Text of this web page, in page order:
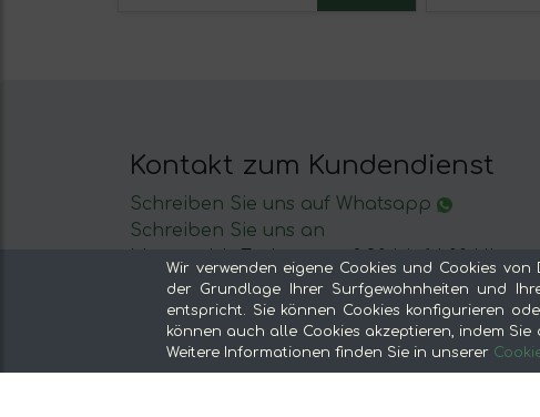
Kontakt zum Kundendienst
Schreiben Sie uns auf Whatsapp
Schreiben Sie uns an
Montag bis Freitag von 8:30 bis 14:00 Uhr.
Wir verwenden eigene Cookies und Cookies
der Grundlage Ihrer Surfgewohnheiten und
entspricht. Sie können Cookies konfigurieren
können auch alle Cookies akzeptieren, indem
Weitere Informationen finden Sie in unserer